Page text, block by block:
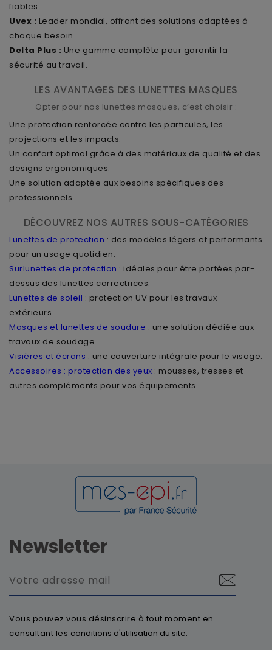
fiables.
Uvex : Leader mondial, offrant des solutions adaptées à
chaque besoin.
Delta Plus : Une gamme complète pour garantir la
sécurité au travail.
LES AVANTAGES DES LUNETTES MASQUES
Opter pour nos lunettes masques, c’est choisir :
Une protection renforcée contre les particules, les
projections et les impacts.
Un confort optimal grâce à des matériaux de qualité et des
designs ergonomiques.
Une solution adaptée aux besoins spécifiques des
professionnels.
DÉCOUVREZ NOS AUTRES SOUS-CATÉGORIES
Lunettes de protection : des modèles légers et performants
pour un usage quotidien.
Surlunettes de protection : idéales pour être portées par-
dessus des lunettes correctrices.
Lunettes de soleil : protection UV pour les travaux
extérieurs.
Masques et lunettes de soudure : une solution dédiée aux
travaux de soudage.
Visières et écrans : une couverture intégrale pour le visage.
Accessoires : protection des yeux : mousses, tresses et
autres compléments pour vos équipements.
Newsletter
Vous pouvez vous désinscrire à tout moment en
consultant les conditions d'utilisation du site.